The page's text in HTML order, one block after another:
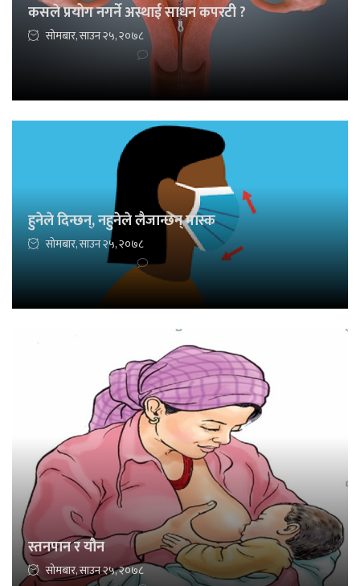
कसले प्रयोग नगर्ने अस्थाई साधन कपरटी ?
सोमबार, साउन २५, २०७८
हुनेले दिन्छन्, नहुनेले लैजान्छन् मास्क
सोमबार, साउन २५, २०७८
स्तनपान र यौन
सोमबार, साउन २५, २०७८